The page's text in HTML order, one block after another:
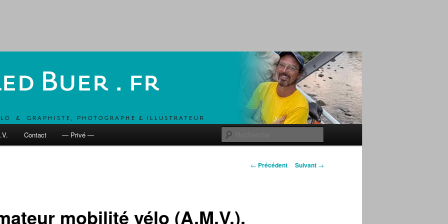
fr
UN COMBO POUR DÉVELOPPER LES MOBILITÉS ACTIVES
Contact — Privé —
Navigation des
← Précédent Suivant →
mobilité vélo (A.M.V.),